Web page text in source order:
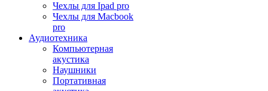
Чехлы для Ipad pro
Чехлы для Macbook
pro
Аудиотехника
Компьютерная
акустика
Наушники
Портативная